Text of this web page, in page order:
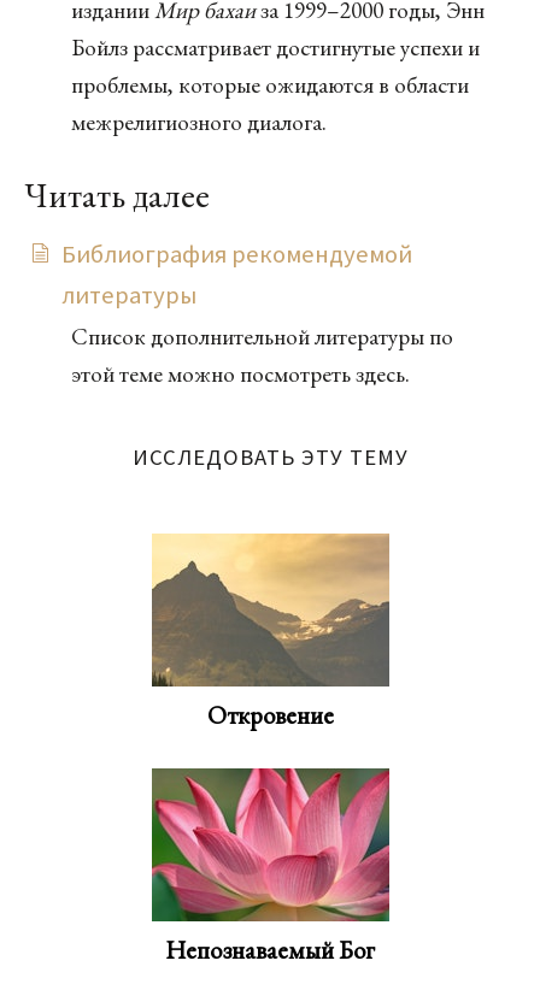
изданииМир бахаиза 1999–2000 годы, Энн
Бойлз рассматривает достигнутые успехи и
проблемы, которые ожидаются в области
межрелигиозного диалога.
Читать далее
Библиография рекомендуемой
литературы
Список дополнительной литературы по
этой теме можно посмотреть здесь.
ИССЛЕДОВАТЬ ЭТУ ТЕМУ
Откровение
Непознаваемый Бог